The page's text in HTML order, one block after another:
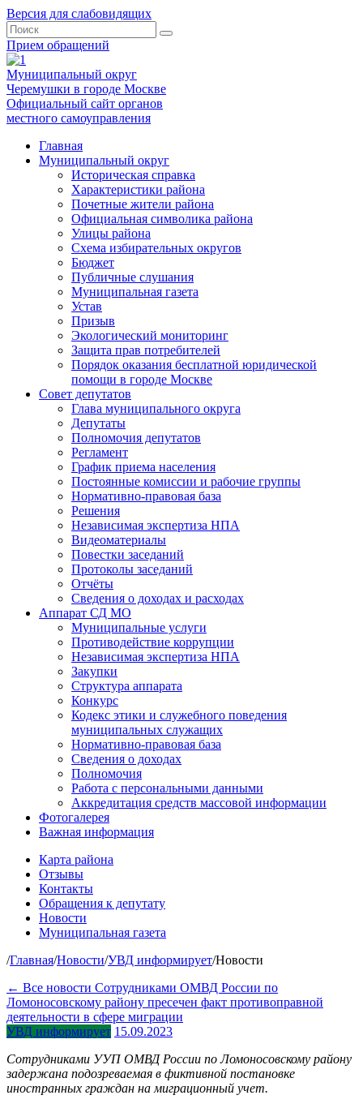
Версия для слабовидящих
Прием обращений
Муниципальный округ
Черемушки в городе Москве
Официальный сайт органов
местного самоуправления
Главная
Муниципальный округ
Историческая справка
Характеристики района
Почетные жители района
Официальная символика района
Улицы района
Схема избирательных округов
Бюджет
Публичные слушания
Муниципальная газета
Устав
Призыв
Экологический мониторинг
Защита прав потребителей
Порядок оказания бесплатной юридической
помощи в городе Москве
Совет депутатов
Глава муниципального округа
Депутаты
Полномочия депутатов
Регламент
График приема населения
Постоянные комиссии и рабочие группы
Нормативно-правовая база
Решения
Независимая экспертиза НПА
Видеоматериалы
Повестки заседаний
Протоколы заседаний
Отчёты
Сведения о доходах и расходах
Аппарат СД МО
Муниципальные услуги
Противодействие коррупции
Независимая экспертиза НПА
Закупки
Структура аппарата
Конкурс
Кодекс этики и служебного поведения
муниципальных служащих
Нормативно-правовая база
Сведения о доходах
Полномочия
Работа с персональными данными
Аккредитация средств массовой информации
Фотогалерея
Важная информация
Карта района
Отзывы
Контакты
Обращения к депутату
Новости
Муниципальная газета
/Главная/Новости/УВД информирует/Новости
← Все новости Сотрудниками ОМВД России по
Ломоносовскому району пресечен факт противоправной
деятельности в сфере миграции
УВД информирует 15.09.2023
Сотрудниками УУП ОМВД России по Ломоносовскому району
задержана подозреваемая в фиктивной постановке
иностранных граждан на миграционный учет.